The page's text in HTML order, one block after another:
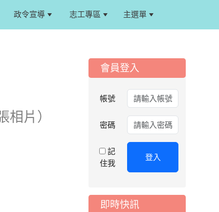
政令宣導 志工專區 主選單
相片）
選人政見發表會
::: 會員登入
帳號
密碼
記
住我
登入
即時快訊
2026-08-06
公告
115年桃園市運動會國
表選手服裝領取通知
115學年度課後照顧
服務班教師甄選簡章
115學年度一、三、
五年級常態編班結果